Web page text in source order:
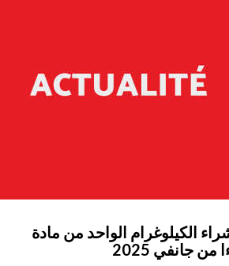
الكيلوغرام الواحد من مادة